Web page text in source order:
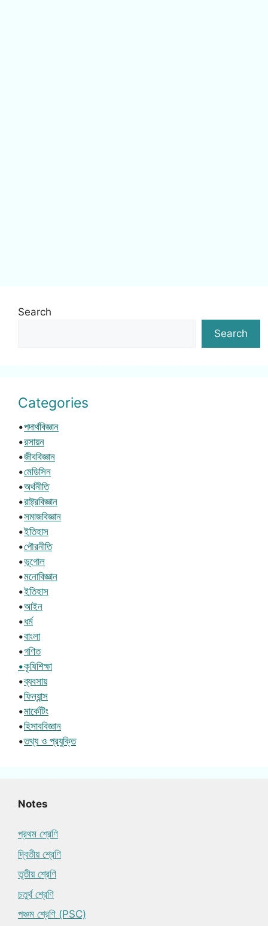
Search
Search
Categories
•পদার্থবিজ্ঞান
•রসায়ন
•জীববিজ্ঞান
•মেডিসিন
•অর্থনীতি
•রাষ্ট্রবিজ্ঞান
•সমাজবিজ্ঞান
•ইতিহাস
•পৌরনীতি
•ভূগোল
•মনোবিজ্ঞান
•ইতিহাস
•আইন
•ধর্ম
•বাংলা
•গণিত
•কৃষিশিক্ষা
•ব্যবসায়
•ফিন্যান্স
•মার্কেটিং
•হিসাববিজ্ঞান
•তথ্য ও প্রযুক্তি
Notes
প্রথম শ্রেণি
দ্বিতীয় শ্রেণি
তৃতীয় শ্রেণি
চতুর্থ শ্রেণি
পঞ্চম শ্রেণি (PSC)